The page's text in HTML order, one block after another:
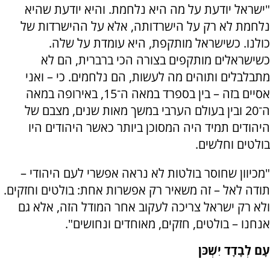
"ישראל יודעת על מה היא נלחמת. והיא יודעת שהיא
נלחמת לא רק על הישרדותה, אלא על ההישרדות של
כולנו. כשישראל מותקפת, היא עומדת על שלה.
כשישראלים מותקפים בצורה הכי ברברית, הם לא
מתבלבלים ותוהים מה לעשות, הם נלחמים. כי – ואני
אסיים בזה – בין בספרד במאה ה־15, באירופה במאה
ה־20 ובין בעולם הערבי במשך מאות שנים, מצבם של
היהודים תמיד היה המסוכן ביותר כאשר היהודים היו
בולטים וחלשים.
"מכיוון שחוסר בולטות לא נראה אפשרי לעם היהודי –
תודה לאל – זה משאיר רק אפשרות אחת: בולטים וחזקים.
ולא רק ישראל צריכה לעקוב אחר המודל הזה, אלא גם
אנחנו – בולטים, חזקים, מאוחדים ונחושים".
עָם לְבָדָד יִשְׁכֹּן